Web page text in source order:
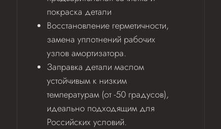
покраска детали
Восстановление герметичности,
замена уплотнений рабочих
узлов амортизатора.
Заправка детали маслом
устойчивым к низким
температурам (от -50 градусов),
идеально подходящим для
Российских условий.